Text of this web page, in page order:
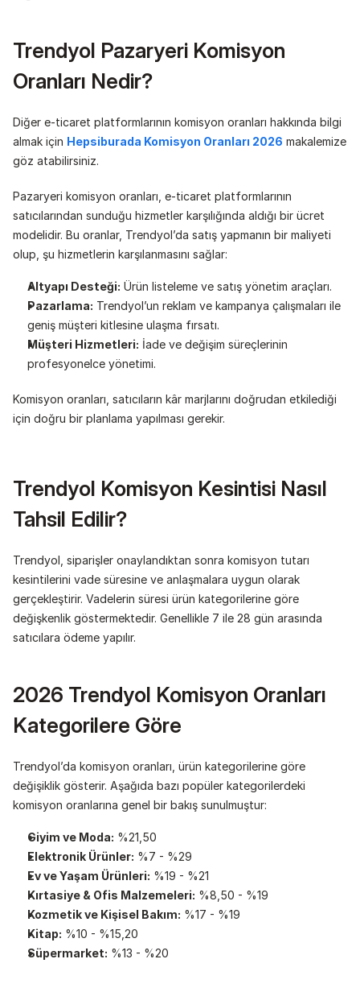
Trendyol Pazaryeri Komisyon
Oranları Nedir?
Diğer e-ticaret platformlarının komisyon oranları hakkında bilgi
almak için Hepsiburada Komisyon Oranları 2026 makalemize
göz atabilirsiniz.
Pazaryeri komisyon oranları, e-ticaret platformlarının
satıcılarından sunduğu hizmetler karşılığında aldığı bir ücret
modelidir. Bu oranlar, Trendyol’da satış yapmanın bir maliyeti
olup, şu hizmetlerin karşılanmasını sağlar:
Altyapı Desteği: Ürün listeleme ve satış yönetim araçları.
Pazarlama: Trendyol’un reklam ve kampanya çalışmaları ile
geniş müşteri kitlesine ulaşma fırsatı.
Müşteri Hizmetleri: İade ve değişim süreçlerinin
profesyonelce yönetimi.
Komisyon oranları, satıcıların kâr marjlarını doğrudan etkilediği
için doğru bir planlama yapılması gerekir.
Trendyol Komisyon Kesintisi Nasıl
Tahsil Edilir?
Trendyol, siparişler onaylandıktan sonra komisyon tutarı
kesintilerini vade süresine ve anlaşmalara uygun olarak
gerçekleştirir. Vadelerin süresi ürün kategorilerine göre
değişkenlik göstermektedir. Genellikle 7 ile 28 gün arasında
satıcılara ödeme yapılır.
2026 Trendyol Komisyon Oranları
Kategorilere Göre
Trendyol’da komisyon oranları, ürün kategorilerine göre
değişiklik gösterir. Aşağıda bazı popüler kategorilerdeki
komisyon oranlarına genel bir bakış sunulmuştur:
Giyim ve Moda: %21,50
Elektronik Ürünler: %7 - %29
Ev ve Yaşam Ürünleri: %19 - %21
Kırtasiye & Ofis Malzemeleri: %8,50 - %19
Kozmetik ve Kişisel Bakım: %17 - %19
Kitap: %10 - %15,20
Süpermarket: %13 - %20